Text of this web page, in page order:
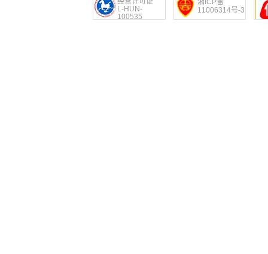
L-HUN-
100535
湘ICP备
11006314号-3